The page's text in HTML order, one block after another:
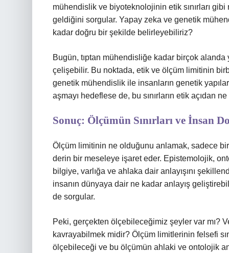
mühendislik ve biyoteknolojinin etik sınırları
geldiğini sorgular. Yapay zeka ve genetik
kadar doğru bir şekilde belirleyebiliriz?
Bugün, tıptan mühendisliğe kadar birçok
çelişebilir. Bu noktada, etik ve ölçüm limitinin
genetik mühendislik ile insanların genetik
aşmayı hedeflese de, bu sınırların etik açıdan
Sonuç: Ölçümün Sınırları ve İnsan
Ölçüm limitinin ne olduğunu anlamak, sadece
derin bir meseleye işaret eder. Epistemolojik,
bilgiye, varlığa ve ahlaka dair anlayışını
insanın dünyaya dair ne kadar anlayış
de sorgular.
Peki, gerçekten ölçebileceğimiz şeyler var mı?
kavrayabilmek midir? Ölçüm limitlerinin felsefi
ölçebileceği ve bu ölçümün ahlaki ve ontolojik